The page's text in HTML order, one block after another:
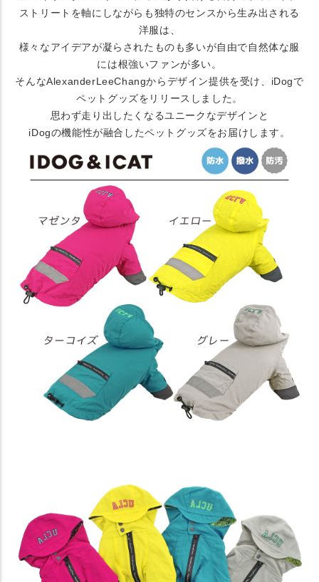
ストリートを軸にしながらも独特のセンスから生み出される
洋服は、
様々なアイデアが凝らされたものも多いが自由で自然体な服
には根強いファンが多い。
そんなAlexanderLeeChangからデザイン提供を受け、iDogで
ペットグッズをリリースしました。
思わず走り出したくなるユニークなデザインと
iDogの機能性が融合したペットグッズをお届けします。